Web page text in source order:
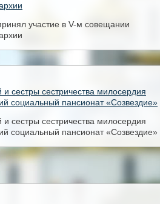
участие в V-м совещании
сестры сестричества милосердия
социальный пансионат «Созвездие»
сестры сестричества милосердия
социальный пансионат «Созвездие»